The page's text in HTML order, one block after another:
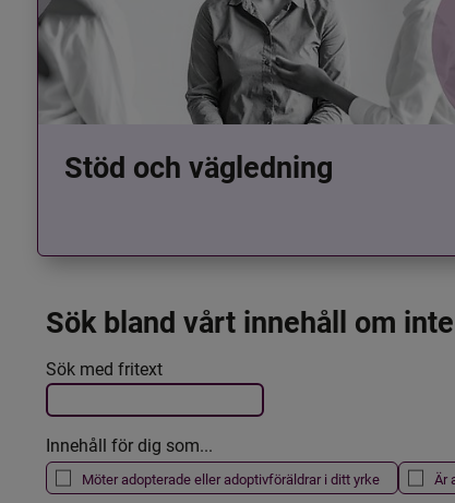
Stöd och vägledning
Sök bland vårt innehåll om
Filtrera resultatet
Det här formuläret postas automatiskt
Sök med fritext
Innehåll för dig som...
Möter adopterade eller adoptivföräldrar i ditt yrke Är